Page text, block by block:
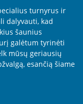
turnyrus ir
dalyvauti, kad
šaunius
galėtum tyrinėti
mūsų geriausių
esančią šiame